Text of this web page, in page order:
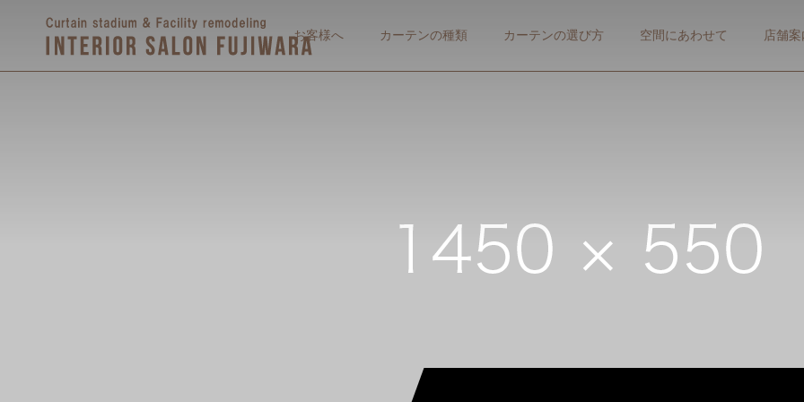
お客様へ カーテンの種類 カーテンの選び方 空間にあわせて 店舗案